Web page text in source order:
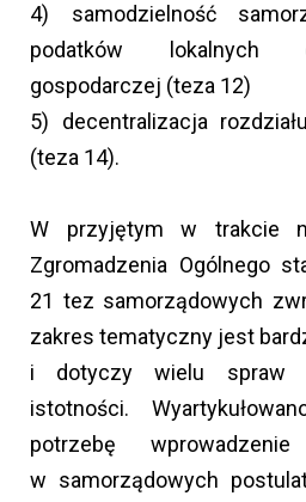
4) samodzielność
podatków lokalnych
gospodarczej (teza 12)
5) decentralizacja
(teza 14).
W przyjętym w trakcie
Zgromadzenia Ogólnego
21 tez samorządowych
zakres tematyczny jest
i dotyczy wielu spraw
istotności.
potrzebę
w samorządowych